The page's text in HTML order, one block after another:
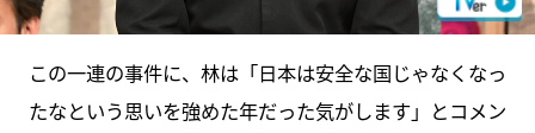
この一連の事件に、林は「日本は安全な国じゃなくなっ
たなという思いを強めた年だった気がします」とコメン